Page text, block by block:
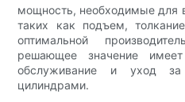
мощность, необходимые для
таких как подъем,
оптимальной
решающее значение имеет
обслуживание и уход за
цилиндрами.